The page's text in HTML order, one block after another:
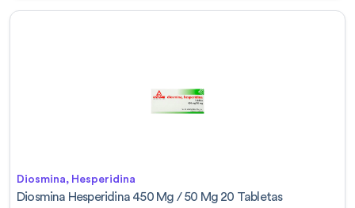
Diosmina, Hesperidina
Diosmina Hesperidina 450 Mg / 50 Mg 20 Tabletas